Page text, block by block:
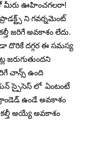
మీరు ఊహించగలరా!
ని గవర్నమెంట్
జరిగే అవకాశం లేదు.
దొరికే దగ్గర ఈ సమస్య
చాన్స్ ఉంది
స్పైసెస్ లో ఏంటంటే
ఉండే అవకాశం
కల్తీ అయ్యే అవకాశం